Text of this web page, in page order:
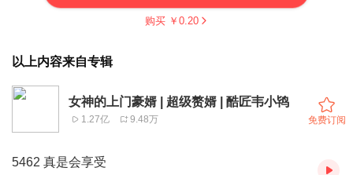
购买 ￥ 0.20
以上内容来自专辑
女神的上门豪婿 | 超级赘婿 | 酷匠韦小鸨
1.27亿 9.48万 免费订阅
5462 真是会享受